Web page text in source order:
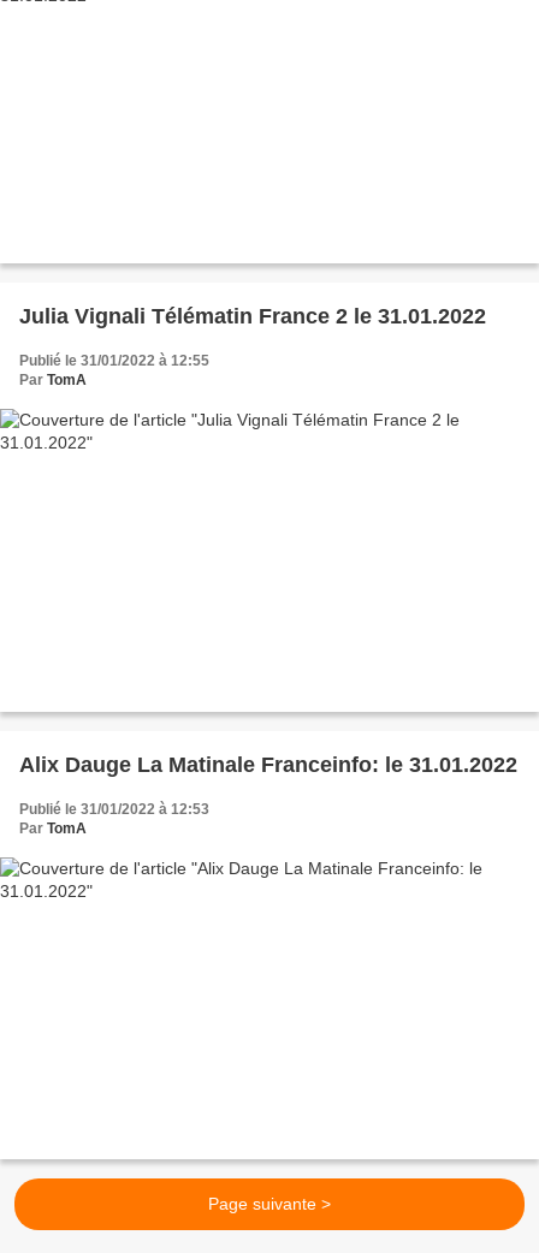
Julia Vignali Télématin France 2 le 31.01.2022
Publié le 31/01/2022 à 12:55
Par TomA
Alix Dauge La Matinale Franceinfo: le 31.01.2022
Publié le 31/01/2022 à 12:53
Par TomA
Page suivante >